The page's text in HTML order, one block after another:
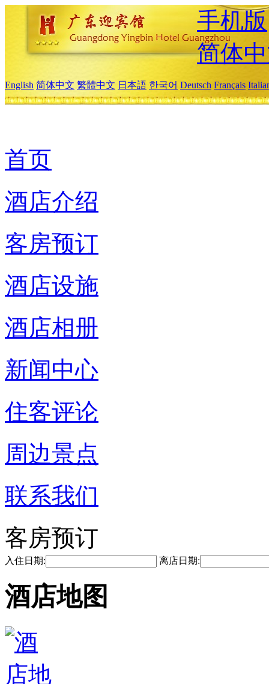
手机版
简体
English 简体中文 繁體中文 日本語 한국어 Deutsch Français
首页
酒店介绍
客房预订
酒店设施
酒店相册
新闻中心
住客评论
周边景点
联系我们
客房预订
入住日期: 离店日期:
酒店地图